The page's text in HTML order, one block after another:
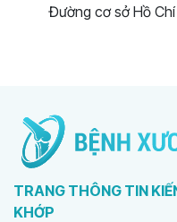
Đường cơ sở Hồ
TRANG THÔNG TIN
KHỚP